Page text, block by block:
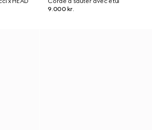
9.000 kr.